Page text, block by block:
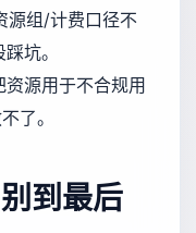
源组/计费口径不
坑。
源用于不合规用
了。
到最后